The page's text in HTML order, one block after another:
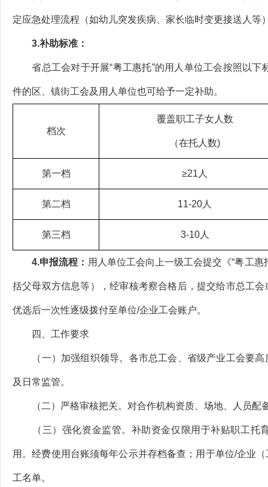
定应急处理流程（如幼儿突发疾病、家长临时变更接送人等
3.补助标准：
省总工会对于开展“粤工惠托”的用人单位工会按照以下
件的区、镇街工会及用人单位也可给予一定补助。
档次
覆盖职工子女人数
（在托人数)
第一档 ≥21人
第二档 11-20人
第三档 3-10人
4.申报流程： 用人单位工会向上一级工会提交《“粤工
括父母双方信息等），经审核考察合格后，提交给市总工
优选后一次性逐级拨付至单位/企业工会账户。
四、工作要求
（一）加强组织领导。各市总工会、省级产业工会要高
及日常监管。
（二）严格审核把关。对合作机构资质、场地、人员配
（三）强化资金监管。补助资金仅限用于补贴职工托
用。经费使用台账须每年公示并存档备查；用于单位/企业
工名单。